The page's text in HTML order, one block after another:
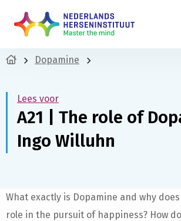
Dopamine
Lees voor
A21 | The role of
Ingo Willuhn
What exactly is Dopamine and why
role in the pursuit of happiness? How